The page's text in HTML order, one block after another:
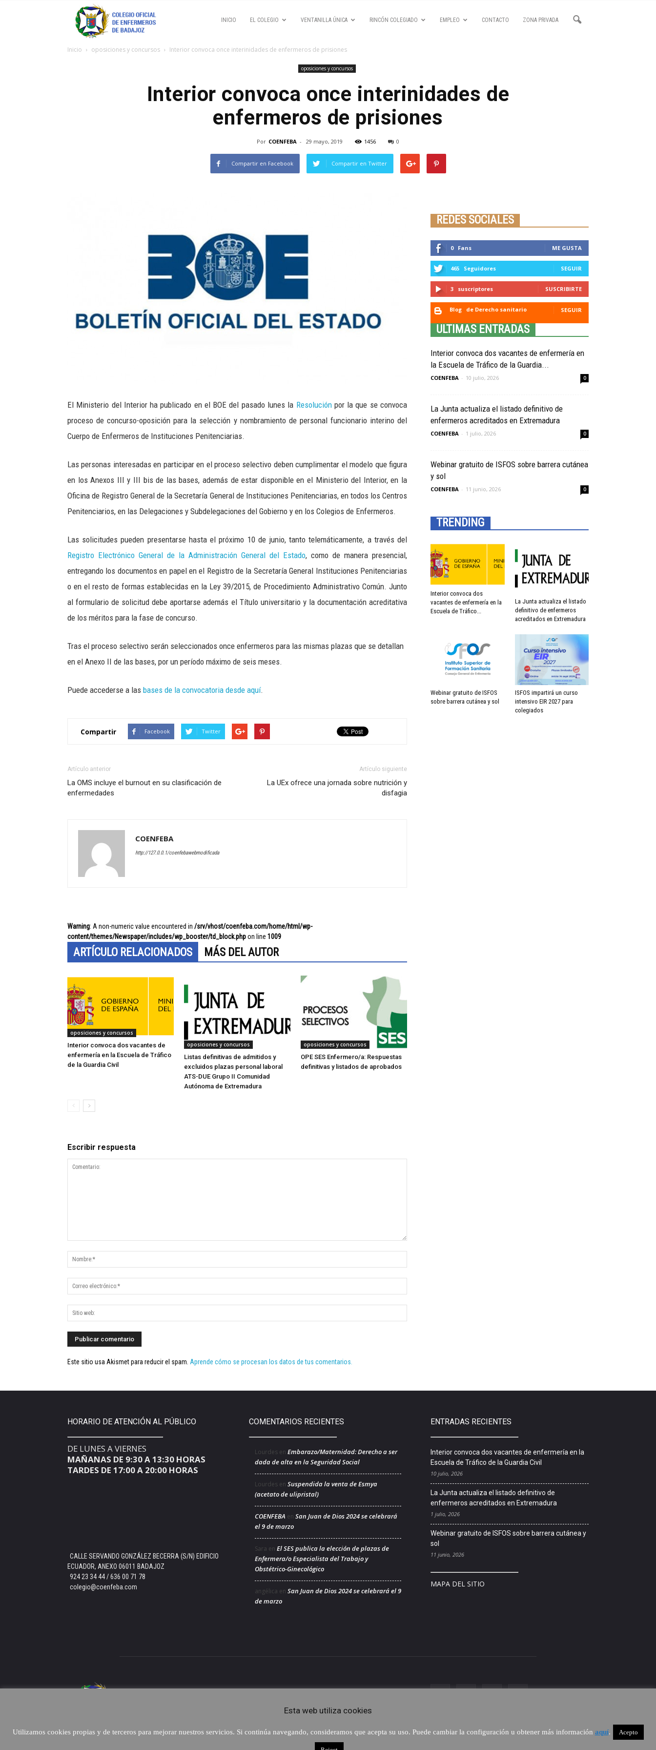
INICIO EL COLEGIO VENTANILLA ÚNICA RINCÓN COLEGIADO EMPLEO CONTACTO ZONA PRIVADA
Inicio oposiciones y concursos Interior convoca once interinidades de enfermeros de prisiones
oposiciones y concursos
Interior convoca once interinidades de
enfermeros de prisiones
Por COENFEBA - 29 mayo, 2019 1456 0
Compartir en Facebook Compartir en Twitter
El Ministerio del Interior ha publicado en el BOE del pasado lunes la Resoluciónpor la que se convoca
proceso de concurso-oposición para la selección y nombramiento de personal funcionario interino del
Cuerpo de Enfermeros de Instituciones Penitenciarias.
Las personas interesadas en participar en el proceso selectivo deben cumplimentar el modelo que figura
en los Anexos III y III bis de las bases, además de estar disponible en el Ministerio del Interior, en la
Oficina de Registro General de la Secretaría General de Instituciones Penitenciarias, en todos los Centros
Penitenciarios, en las Delegaciones y Subdelegaciones del Gobierno y en los Colegios de Enfermeros.
Las solicitudes pueden presentarse hasta el próximo 10 de junio, tanto telemáticamente, a través del
Registro Electrónico General de la Administración General del Estado, como de manera presencial,
entregando los documentos en papel en el Registro de la Secretaría General Instituciones Penitenciarias
o en el resto de formas establecidas en la Ley 39/2015, de Procedimiento Administrativo Común. Junto
al formulario de solicitud debe aportarse además el Título universitario y la documentación acreditativa
de los méritos para la fase de concurso.
Tras el proceso selectivo serán seleccionados once enfermeros para las mismas plazas que se detallan
en el Anexo II de las bases, por un período máximo de seis meses.
Puede accederse a las bases de la convocatoria desde aquí.
Compartir Facebook Twitter
Artículo anterior
La OMS incluye el burnout en su clasificación de
enfermedades
Artículo siguiente
La UEx ofrece una jornada sobre nutrición y
disfagia
COENFEBA
http://127.0.0.1/coenfebawebmodificada
Warning: A non-numeric value encountered in /srv/vhost/coenfeba.com/home/html/wp-
content/themes/Newspaper/includes/wp_booster/td_block.phpon line 1009
ARTÍCULO RELACIONADOS MÁS DEL AUTOR
oposiciones y concursos
Interior convoca dos vacantes de
enfermería en la Escuela de Tráfico
de la Guardia Civil
oposiciones y concursos
Listas definitivas de admitidos y
excluidos plazas personal laboral
ATS-DUE Grupo II Comunidad
Autónoma de Extremadura
oposiciones y concursos
OPE SES Enfermero/a: Respuestas
definitivas y listados de aprobados
Escribir respuesta
Este sitio usa Akismet para reducir el spam. Aprende cómo se procesan los datos de tus comentarios.
REDES SOCIALES
0 Fans ME GUSTA
465 Seguidores SEGUIR
3 suscriptores SUSCRIBIRTE
Blog de Derecho sanitario SEGUIR
ULTIMAS ENTRADAS
Interior convoca dos vacantes de enfermería en
la Escuela de Tráfico de la Guardia...
COENFEBA - 10 julio, 2026 0
La Junta actualiza el listado definitivo de
enfermeros acreditados en Extremadura
COENFEBA - 1 julio, 2026 0
Webinar gratuito de ISFOS sobre barrera cutánea
y sol
COENFEBA - 11 junio, 2026 0
TRENDING
Interior convoca dos
vacantes de enfermería en la
Escuela de Tráfico...
La Junta actualiza el listado
definitivo de enfermeros
acreditados en Extremadura
Webinar gratuito de ISFOS
sobre barrera cutánea y sol
ISFOS impartirá un curso
intensivo EIR 2027 para
colegiados
HORARIO DE ATENCIÓN AL PÚBLICO
DE LUNES A VIERNES
MAÑANAS DE 9:30 A 13:30 HORAS
TARDES DE 17:00 A 20:00 HORAS
CALLE SERVANDO GONZÁLEZ BECERRA (S/N) EDIFICIO
ECUADOR, ANEXO 06011 BADAJOZ
924 23 34 44 / 636 00 71 78
colegio@coenfeba.com
COMENTARIOS RECIENTES
Lourdes en Embarazo/Maternidad: Derecho a ser
dada de alta en la Seguridad Social
Lourdes en Suspendida la venta de Esmya
(acetato de ulipristal)
COENFEBA en San Juan de Dios 2024 se celebrará
el 9 de marzo
Sara en El SES publica la elección de plazas de
Enfermera/o Especialista del Trabajo y
Obstétrico-Ginecológico
angélica en San Juan de Dios 2024 se celebrará el 9
de marzo
ENTRADAS RECIENTES
Interior convoca dos vacantes de enfermería en la
Escuela de Tráfico de la Guardia Civil
10 julio, 2026
La Junta actualiza el listado definitivo de
enfermeros acreditados en Extremadura
1 julio, 2026
Webinar gratuito de ISFOS sobre barrera cutánea y
sol
11 junio, 2026
MAPA DEL SITIO
Esta web utiliza cookies
Utilizamos cookies propias y de terceros para mejorar nuestros servicios. Si continúa navegando, consideramos que acepta su uso. Puede cambiar la configuración u obtener más información aquí. Acepto